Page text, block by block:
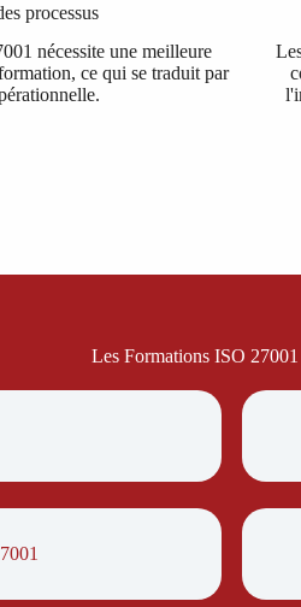
processus
nécessite une meilleure
ce qui se traduit par
Les Formations ISO